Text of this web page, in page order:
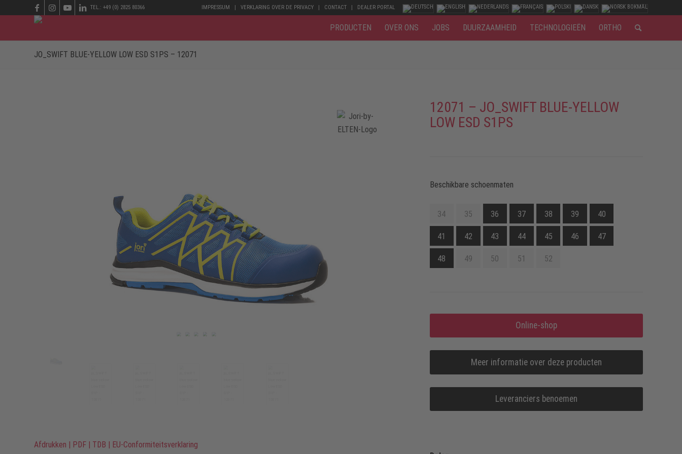
IMPRESSUM VERKLARING OVER DE PRIVACY CONTACT DEALER PORTAL
TEL.: +49 (0) 2825 80366
PRODUCTEN OVER ONS JOBS DUURZAAMHEID TECHNOLOGIEËN ORTHO
JO_SWIFT BLUE-YELLOW LOW ESD S1PS – 12071
Afdrukken | PDF | TDB | EU-Conformiteitsverklaring
12071 – JO_SWIFT BLUE-YELLOW
LOW ESD S1PS
Beschikbare schoenmaten
34 35 36 37 38 39 40
41 42 43 44 45 46 47
48 49 50 51 52
Online-shop
Meer informatie over deze producten
Leveranciers benoemen